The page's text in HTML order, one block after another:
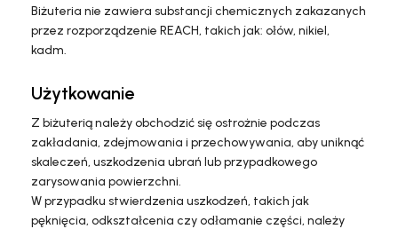
Biżuteria nie zawiera substancji chemicznych zakazanych
przez rozporządzenie REACH, takich jak: ołów, nikiel,
kadm.
Użytkowanie
Z biżuterią należy obchodzić się ostrożnie podczas
zakładania, zdejmowania i przechowywania, aby uniknąć
skaleczeń, uszkodzenia ubrań lub przypadkowego
zarysowania powierzchni.
W przypadku stwierdzenia uszkodzeń, takich jak
pęknięcia, odkształcenia czy odłamanie części, należy